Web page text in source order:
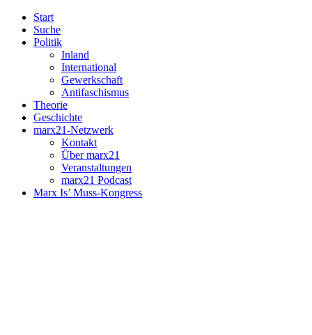
Start
Suche
Politik
Inland
International
Gewerkschaft
Antifaschismus
Theorie
Geschichte
marx21-Netzwerk
Kontakt
Über marx21
Veranstaltungen
marx21 Podcast
Marx Is’ Muss-Kongress